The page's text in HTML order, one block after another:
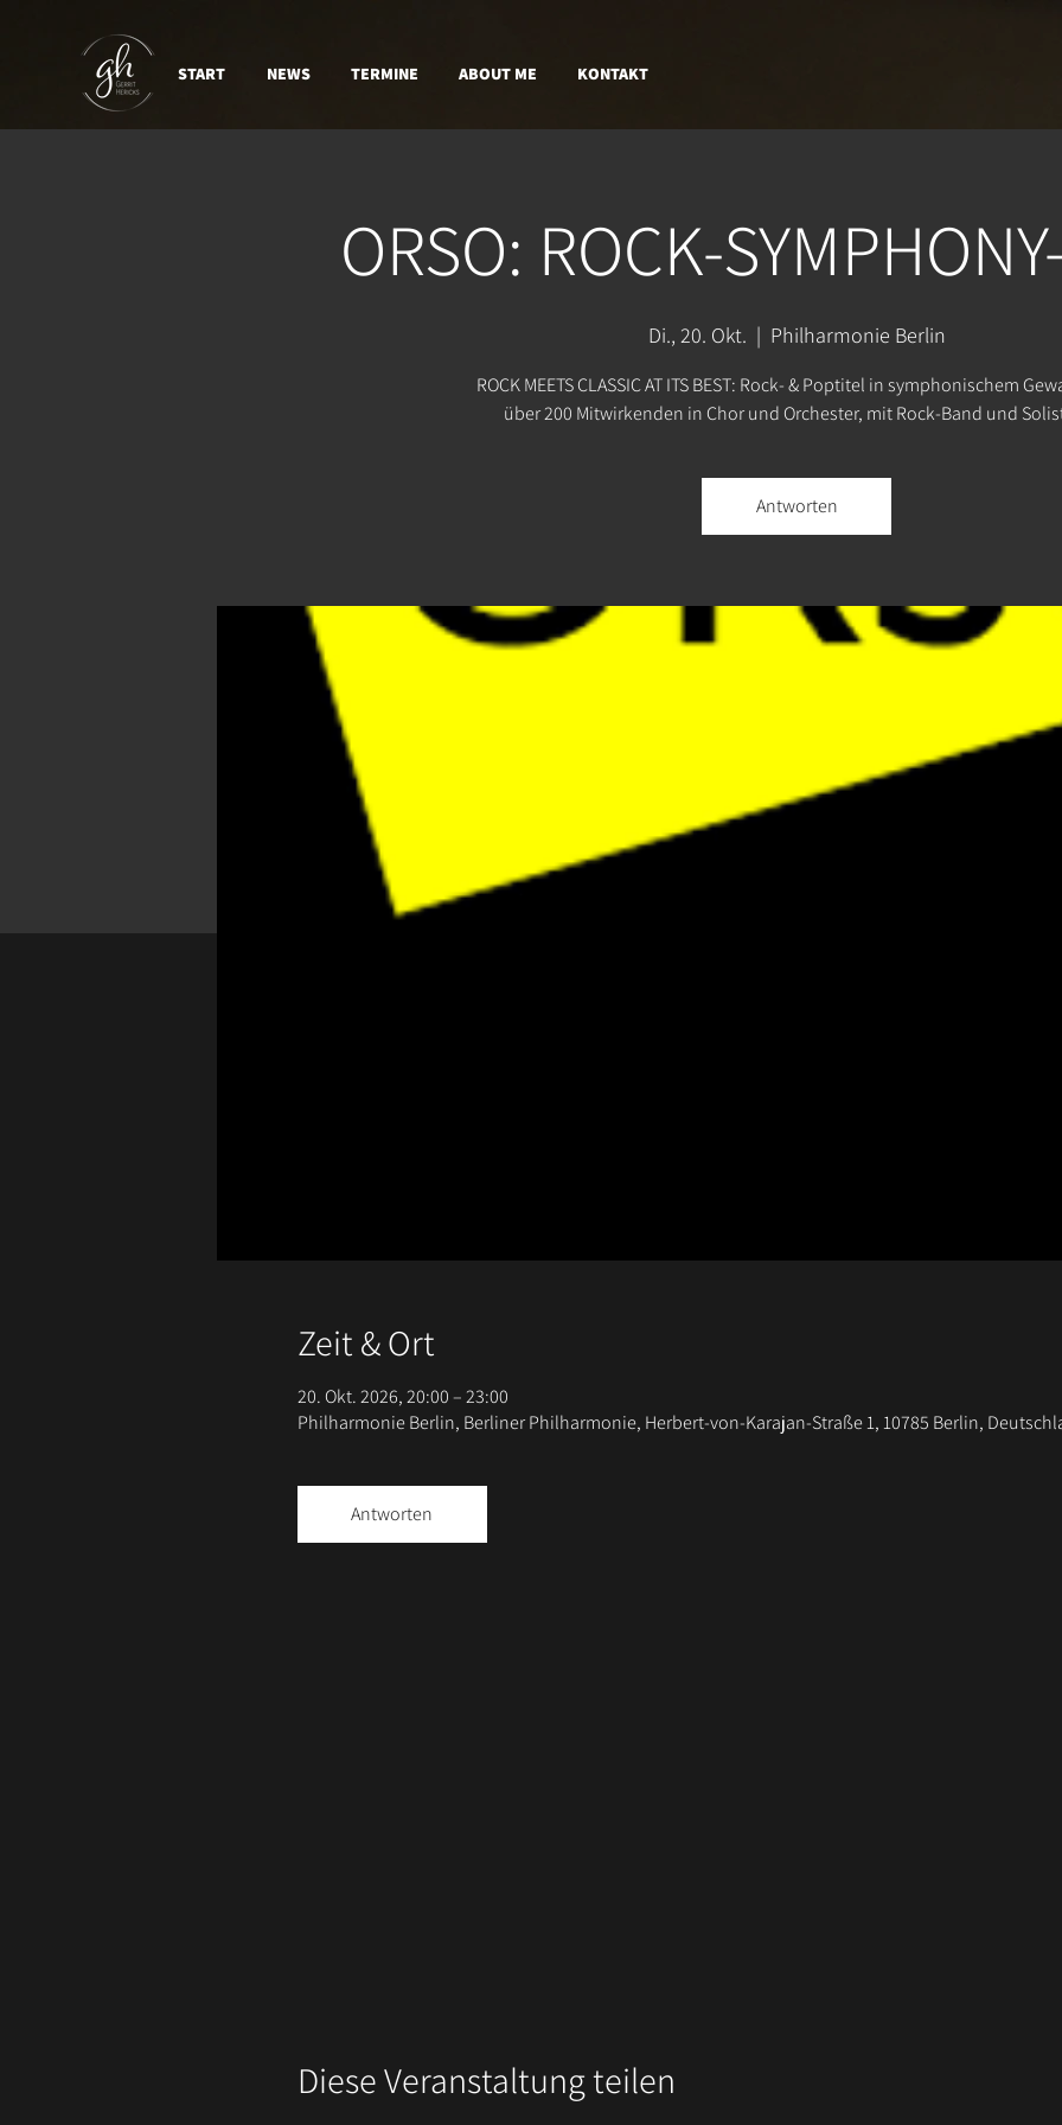
START NEWS TERMINE ABOUT ME KONTAKT
ORSO: ROCK-
Di., 20. Okt.
  |
Philharmonie Berlin
ROCK MEETS CLASSIC AT ITS BEST: Rock- & Poptitel in symphonischem
über 200 Mitwirkenden in Chor und Orchester, mit Rock-Band und
Antworten
Zeit & Ort
20. Okt. 2026, 20:00 – 23:00
Philharmonie Berlin, Berliner Philharmonie, Herbert-von-Karajan-Straße 1, 10785 Berlin,
Antworten
Diese Veranstaltung teilen